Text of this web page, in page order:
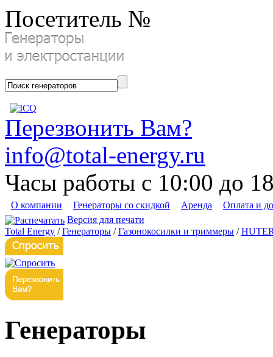
Посетитель №
Перезвонить Вам?
info@total-energy.ru
Часы работы с 10:00 до
О компании Генераторы со скидкой Аренда
Оплата и
Версия для печати
Total Energy /Генераторы /Газонокосилки и триммеры /
Генераторы